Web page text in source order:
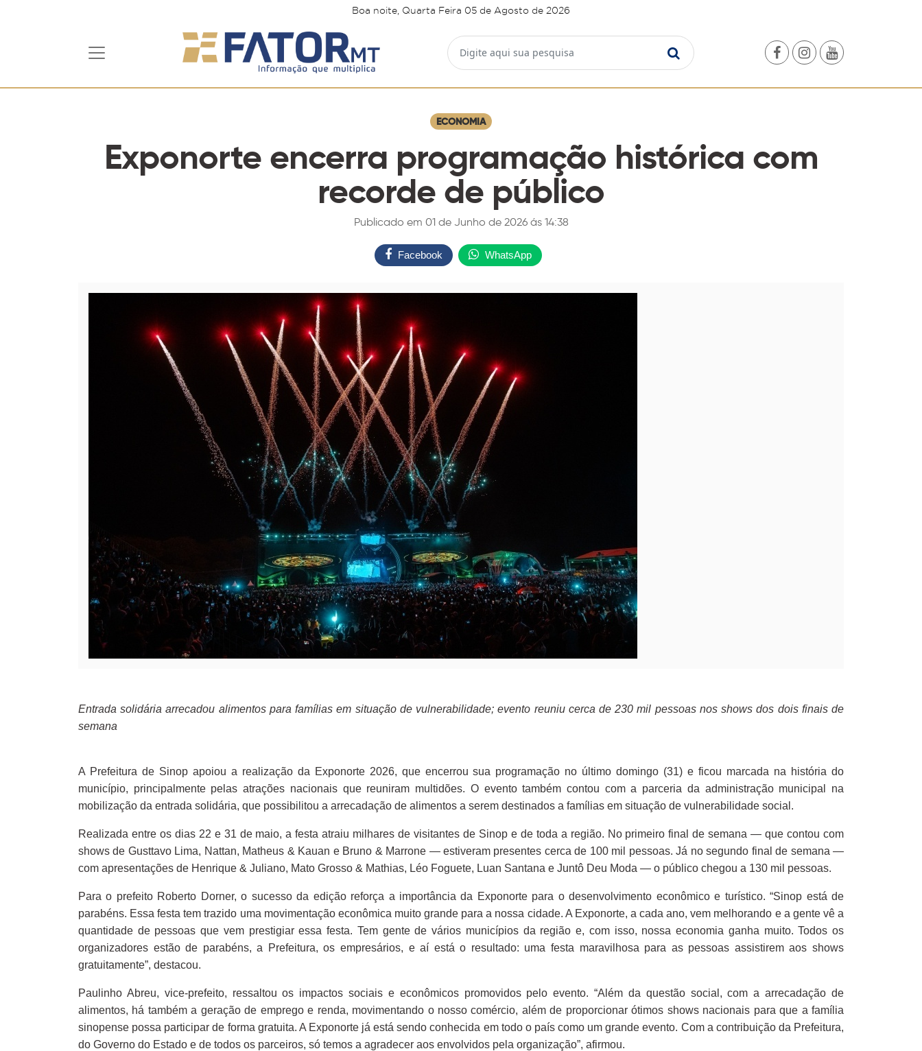
Boa noite, Quarta Feira 05 de Agosto de 2026
ECONOMIA
Exponorte encerra programação histórica com
recorde de público
Publicado em 01 de Junho de 2026 ás 14:38
Facebook WhatsApp
Entrada solidária arrecadou alimentos para famílias em situação de vulnerabilidade; evento reuniu cerca de 230 mil pessoas nos shows dos dois finais de
semana
A Prefeitura de Sinop apoiou a realização da Exponorte 2026, que encerrou sua programação no último domingo (31) e ficou marcada na história do
município, principalmente pelas atrações nacionais que reuniram multidões. O evento também contou com a parceria da administração municipal na
mobilização da entrada solidária, que possibilitou a arrecadação de alimentos a serem destinados a famílias em situação de vulnerabilidade social.
Realizada entre os dias 22 e 31 de maio, a festa atraiu milhares de visitantes de Sinop e de toda a região. No primeiro final de semana — que contou com
shows de Gusttavo Lima, Nattan, Matheus & Kauan e Bruno & Marrone — estiveram presentes cerca de 100 mil pessoas. Já no segundo final de semana —
com apresentações de Henrique & Juliano, Mato Grosso & Mathias, Léo Foguete, Luan Santana e Juntô Deu Moda — o público chegou a 130 mil pessoas.
Para o prefeito Roberto Dorner, o sucesso da edição reforça a importância da Exponorte para o desenvolvimento econômico e turístico. “Sinop está de
parabéns. Essa festa tem trazido uma movimentação econômica muito grande para a nossa cidade. A Exponorte, a cada ano, vem melhorando e a gente vê a
quantidade de pessoas que vem prestigiar essa festa. Tem gente de vários municípios da região e, com isso, nossa economia ganha muito. Todos os
organizadores estão de parabéns, a Prefeitura, os empresários, e aí está o resultado: uma festa maravilhosa para as pessoas assistirem aos shows
gratuitamente”, destacou.
Paulinho Abreu, vice-prefeito, ressaltou os impactos sociais e econômicos promovidos pelo evento. “Além da questão social, com a arrecadação de
alimentos, há também a geração de emprego e renda, movimentando o nosso comércio, além de proporcionar ótimos shows nacionais para que a família
sinopense possa participar de forma gratuita. A Exponorte já está sendo conhecida em todo o país como um grande evento. Com a contribuição da Prefeitura,
do Governo do Estado e de todos os parceiros, só temos a agradecer aos envolvidos pela organização”, afirmou.